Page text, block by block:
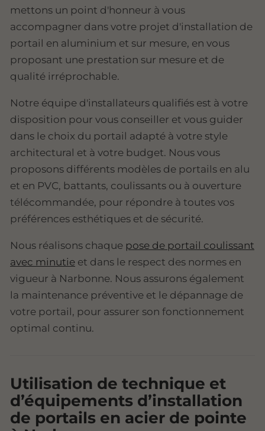
mettons un point d'honneur à vous
accompagner dans votre projet d'installation de
portail en aluminium et sur mesure, en vous
proposant une prestation sur mesure et de
qualité irréprochable.
Notre équipe d'installateurs qualifiés est à votre
disposition pour vous conseiller et vous guider
dans le choix du portail adapté à votre style
architectural et à votre budget. Nous vous
proposons différents modèles de portails en alu
et en PVC, battants, coulissants ou à ouverture
télécommandée, pour répondre à toutes vos
préférences esthétiques et de sécurité.
Nous réalisons chaque pose de portail coulissant
avec minutie et dans le respect des normes en
vigueur à Narbonne. Nous assurons également
la maintenance préventive et le dépannage de
votre portail, pour assurer son fonctionnement
optimal continu.
Utilisation de technique et
d’équipements d’installation
de portails en acier de pointe